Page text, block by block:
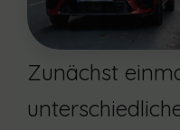
Zunächst